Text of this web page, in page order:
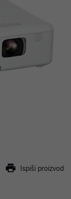
Ispiši proizvod